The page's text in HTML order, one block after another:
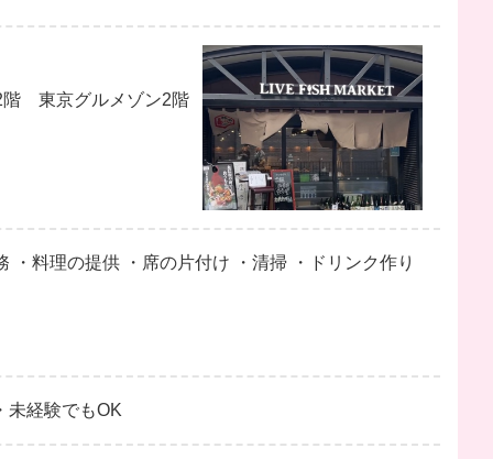
階 東京グルメゾン2階
料理の提供 ・席の片付け ・清掃 ・ドリンク作り
未経験でもOK